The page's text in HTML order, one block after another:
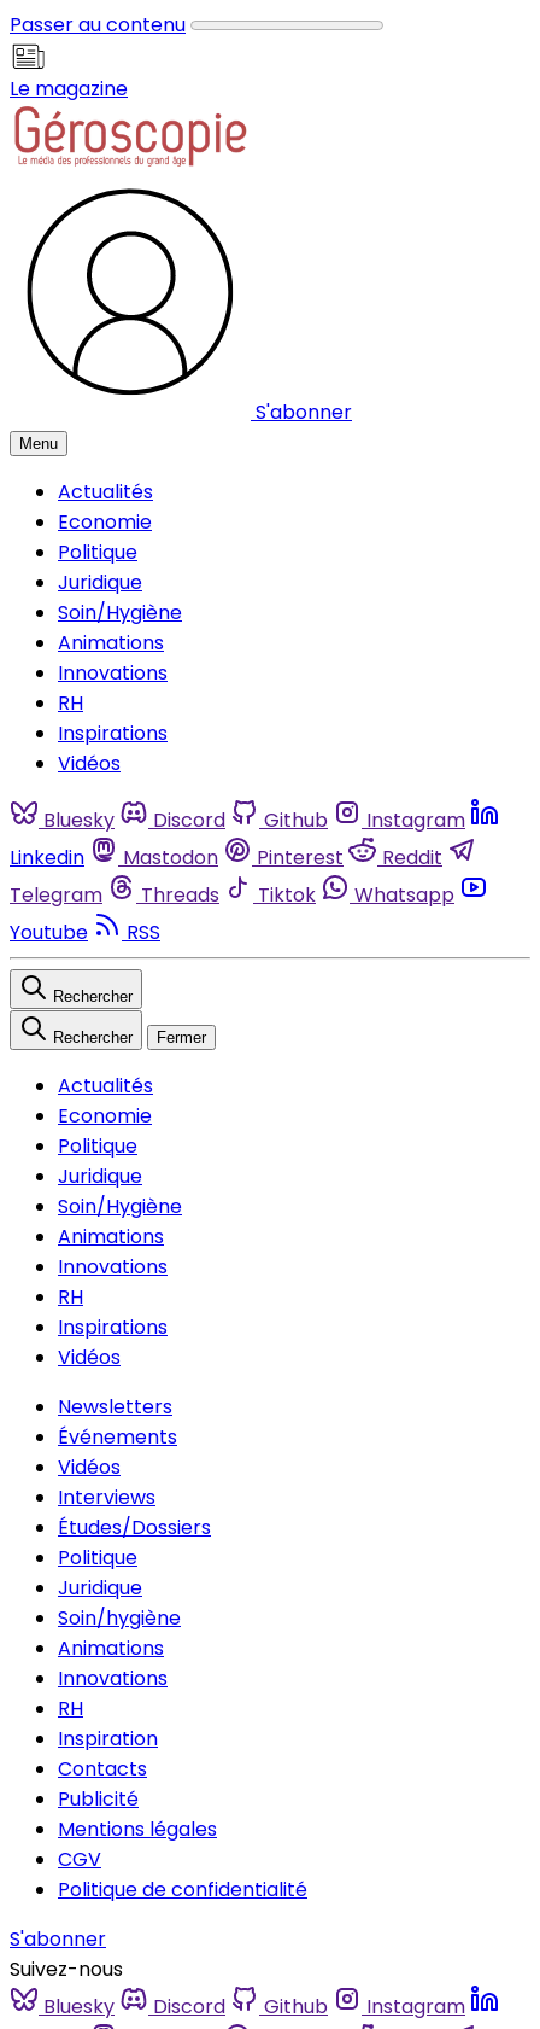
Passer au contenu
Le magazine
S'abonner
Menu
Actualités
Economie
Politique
Juridique
Soin/Hygiène
Animations
Innovations
RH
Inspirations
Vidéos
Bluesky Discord Github
Instagram
Linkedin
Mastodon Pinterest
Reddit
Telegram
Threads Tiktok
Whatsapp
Youtube
RSS
Rechercher
Rechercher Fermer
Actualités
Economie
Politique
Juridique
Soin/Hygiène
Animations
Innovations
RH
Inspirations
Vidéos
Newsletters
Événements
Vidéos
Interviews
Études/Dossiers
Politique
Juridique
Soin/hygiène
Animations
Innovations
RH
Inspiration
Contacts
Publicité
Mentions légales
CGV
Politique de confidentialité
S'abonner
Suivez-nous
Bluesky
Discord Github
Instagram
Panneau de gestion des cookies